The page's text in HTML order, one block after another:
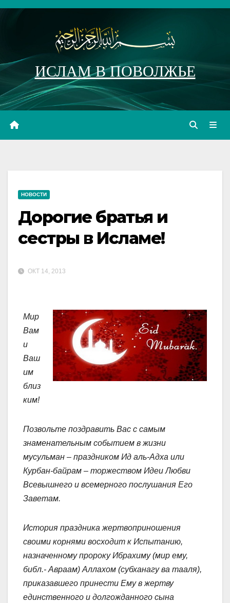
Перейти
ИСЛАМ В ПОВОЛЖЬЕ
НОВОСТИ
Дорогие братья и
сестры в Исламе!
ОКТ 14, 2013
Мир
Вам
и
Ваш
им
близ
ким!
Позвольте поздравить Вас с самым
знаменательным событием в жизни
мусульман – праздником Ид аль-Адха или
Курбан-байрам – торжеством Идеи Любви
Всевышнего и всемерного послушания Его
Заветам.
История праздника жертвоприношения
своими корнями восходит к Испытанию,
назначенному пророку Ибрахиму (мир ему,
библ.- Авраам) Аллахом (субханагу ва тааля),
приказавшего принести Ему в жертву
единственного и долгожданного сына